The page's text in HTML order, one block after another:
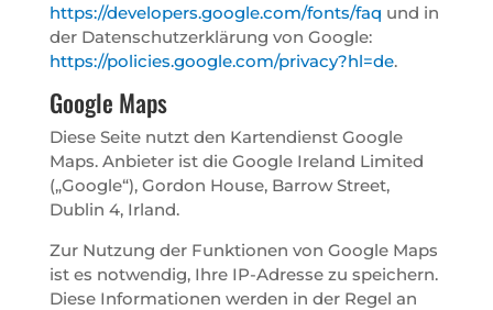
https://developers.google.com/fonts/faq und in
der Datenschutzerklärung von Google:
https://policies.google.com/privacy?hl=de.
Google Maps
Diese Seite nutzt den Kartendienst Google
Maps. Anbieter ist die Google Ireland Limited
(„Google“), Gordon House, Barrow Street,
Dublin 4, Irland.
Zur Nutzung der Funktionen von Google Maps
ist es notwendig, Ihre IP-Adresse zu speichern.
Diese Informationen werden in der Regel an